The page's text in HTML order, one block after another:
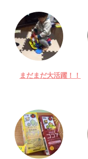
まだまだ大活躍！！